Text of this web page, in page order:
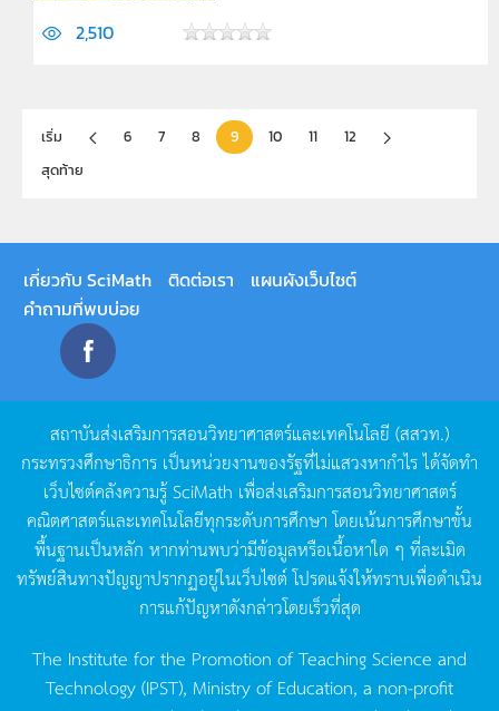
2,510
เริ่ม 6 7 8 9 10 11
12
สุดท้าย
เกี่ยวกับ SciMath ติดต่อเรา
แผนผังเว็บไซต์
คำถามที่พบบ่อย
สถาบันส่งเสริมการสอนวิทยาศาสตร์และเทคโนโลยี (สสวท.)
กระทรวงศึกษาธิการ เป็นหน่วยงานของรัฐที่ไม่แสวงหากำไรได้จัดทำ
เว็บไซต์คลังความรู้SciMath เพื่อส่งเสริมการสอนวิทยาศาสตร์
คณิตศาสตร์และเทคโนโลยีทุกระดับการศึกษา โดยเน้นการศึกษาขั้น
พื้นฐานเป็นหลัก หากท่านพบว่ามีข้อมูลหรือเนื้อหาใด ๆ ที่ละเมิด
ทรัพย์สินทางปัญญาปรากฏอยู่ในเว็บไซต์โปรดแจ้งให้ทราบเพื่อดำเนิน
การแก้ปัญหาดังกล่าวโดยเร็วที่สุด
The Institute for the Promotion of Teaching Science and
Technology (IPST), Ministry of Education, a non-profit